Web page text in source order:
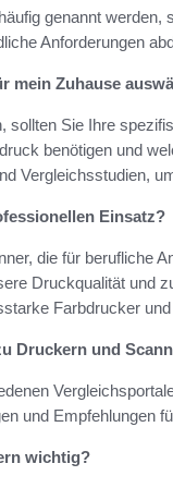
genannt
Anforderungen
mein Zuhause
sollten Sie Ihre
benötigen und
Vergleichsstudien,
Einsatz?
die für berufliche
Druckqualität und
Farbdrucker
Druckern und
und Empfehlungen
wichtig?